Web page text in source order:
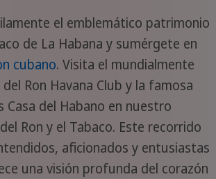
el emblemático patrimonio
de La Habana y sumérgete en
cubano. Visita el mundialmente
Ron Havana Club y la famosa
Casa del Habano en nuestro
Ron y el Tabaco. Este recorrido
aficionados y entusiastas
una visión profunda del corazón